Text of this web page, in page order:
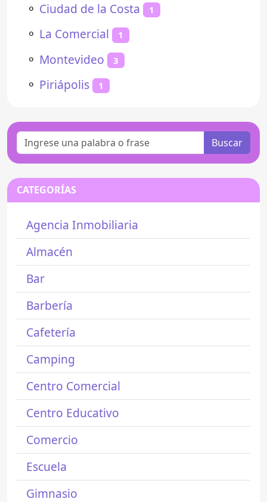
⚬ Ciudad de la Costa 1
⚬ La Comercial 1
⚬ Montevideo 3
⚬ Piriápolis 1
Buscar
CATEGORÍAS
Agencia Inmobiliaria
Almacén
Bar
Barbería
Cafetería
Camping
Centro Comercial
Centro Educativo
Comercio
Escuela
Gimnasio